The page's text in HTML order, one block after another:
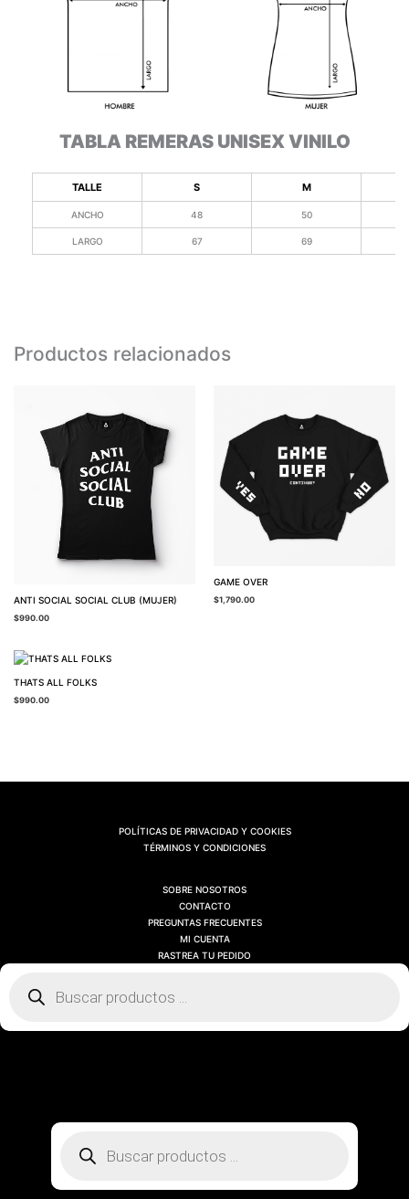
TABLA REMERAS UNISEX VINILO
TALLE S M
ANCHO 48 50
LARGO 67 69
Productos relacionados
ANTI SOCIAL SOCIAL CLUB (MUJER)
$990.00
GAME OVER
$1,790.00
THATS ALL FOLKS
$990.00
POLÍTICAS DE PRIVACIDAD Y COOKIES
TÉRMINOS Y CONDICIONES
SOBRE NOSOTROS
CONTACTO
PREGUNTAS FRECUENTES
MI CUENTA
RASTREA TU PEDIDO
Búsqueda
Búsqueda